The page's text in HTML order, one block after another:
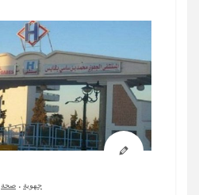
جهوية . صحة